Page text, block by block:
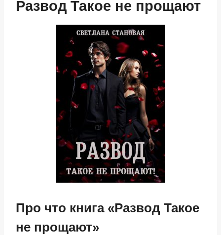
Развод Такое не прощают
Про что книга «Развод Такое
не прощают»